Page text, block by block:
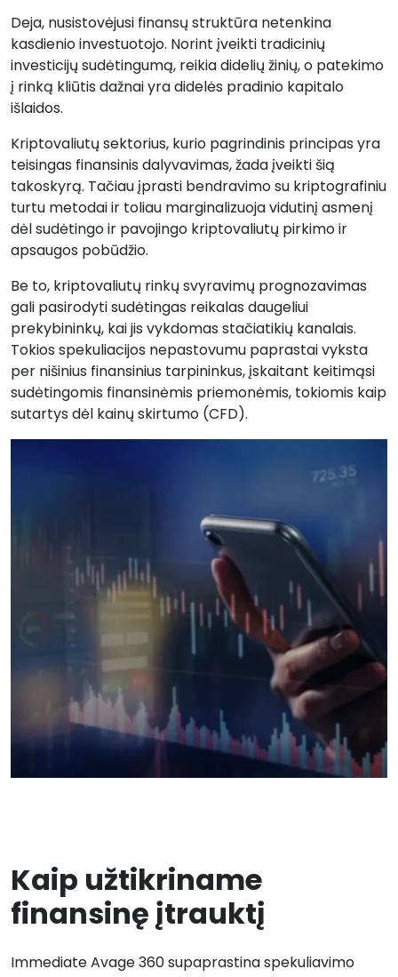
Deja, nusistovėjusi finansų struktūra netenkina
kasdienio investuotojo. Norint įveikti tradicinių
investicijų sudėtingumą, reikia didelių žinių, o patekimo
į rinką kliūtis dažnai yra didelės pradinio kapitalo
išlaidos.
Kriptovaliutų sektorius, kurio pagrindinis principas yra
teisingas finansinis dalyvavimas, žada įveikti šią
takoskyrą. Tačiau įprasti bendravimo su kriptografiniu
turtu metodai ir toliau marginalizuoja vidutinį asmenį
dėl sudėtingo ir pavojingo kriptovaliutų pirkimo ir
apsaugos pobūdžio.
Be to, kriptovaliutų rinkų svyravimų prognozavimas
gali pasirodyti sudėtingas reikalas daugeliui
prekybininkų, kai jis vykdomas stačiatikių kanalais.
Tokios spekuliacijos nepastovumu paprastai vyksta
per nišinius finansinius tarpininkus, įskaitant keitimąsi
sudėtingomis finansinėmis priemonėmis, tokiomis kaip
sutartys dėl kainų skirtumo (CFD).
Kaip užtikriname
finansinę įtrauktį
Immediate Avage 360supaprastina spekuliavimo